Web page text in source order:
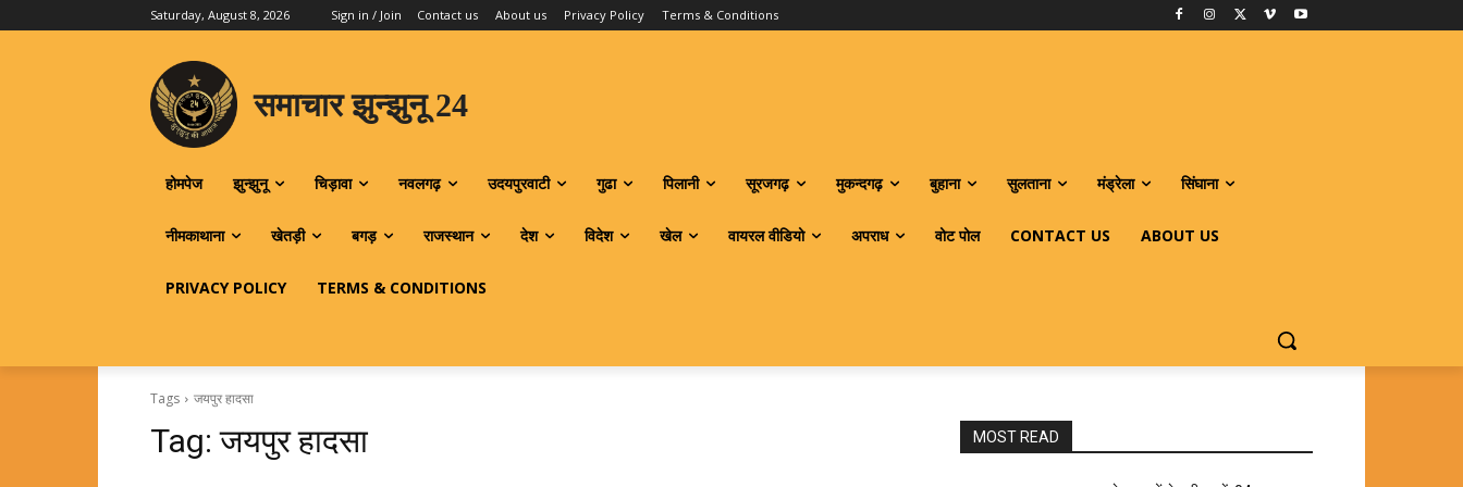
Saturday, August 8, 2026 Sign in / Join Contact us About us Privacy Policy Terms & Conditions
समाचार झुन्झुनू 24
होमपेज झुन्झुनू चिड़ावा नवलगढ़ उदयपुरवाटी गुढा पिलानी सूरजगढ़ मुकन्दगढ़ बुहाना सुलताना मंड्रेला सिंघाना
नीमकाथाना खेतड़ी बगड़ राजस्थान देश विदेश खेल वायरल वीडियो अपराध वोट पोल CONTACT US ABOUT US
PRIVACY POLICY TERMS & CONDITIONS
Tags जयपुर हादसा
Tag:जयपुर हादसा MOST READ